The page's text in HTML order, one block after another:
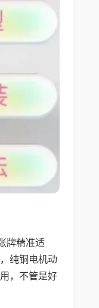
牌精准适
纯铜电机动
，不管是好